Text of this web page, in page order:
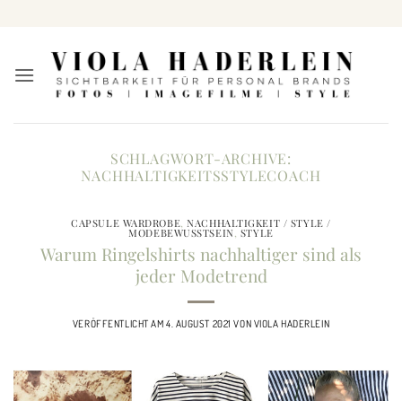
SCHLAGWORT-ARCHIVE:
NACHHALTIGKEITSSTYLECOACH
CAPSULE WARDROBE,NACHHALTIGKEIT / STYLE /
MODEBEWUSSTSEIN, STYLE
Warum Ringelshirts nachhaltiger sind als
jeder Modetrend
VERÖFFENTLICHT AM4. AUGUST 2021 VON VIOLA HADERLEIN